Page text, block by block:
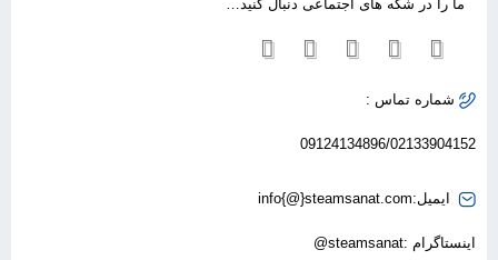
ما را در شکه های اجتماعی دنبال کنید…
شماره تماس :
09124134896/02133904152
ایمیل:info{@}steamsanat.com
اینستاگرام :steamsanat@